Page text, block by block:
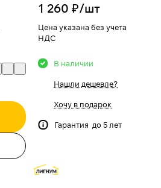
1 260 ₽/шт
Цена указана без учета
НДС
В наличии
Нашли дешевле?
Хочу в подарок
Гарантия до 5 лет